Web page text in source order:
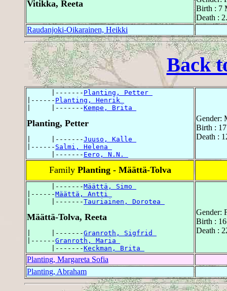
Vitikka, Reeta
Birth : 7
Death :
Raudanjoki-Oikarainen, Heikki
Back
      |-------
Planting, Petter
|------ Planting, Henrik
|     |-------Kempe, Brita
Planting, Petter
|     |-------Juuso, Kalle
|------ Salmi, Helena
      |-------
Eero, N.N.
Gender:
Birth :
Death :
Family Planting - Määttä-Tolva
      |-------
Määttä, Simo
|------Määttä, Antti
|     |-------Tauriainen, Dorotea
Määttä-Tolva, Reeta
|     |-------Granroth, Sigfrid
|------Granroth, Maria
      |-------
Keckman, Brita
Gender:
Birth :
Death :
Planting, Margareta Sofia
Planting, Abraham